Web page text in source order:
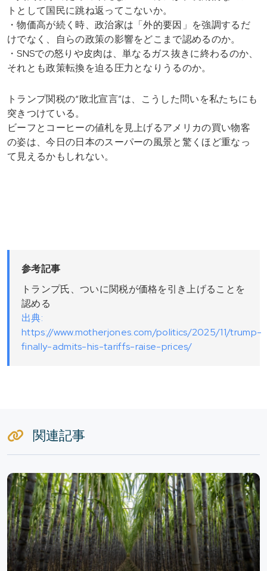
トとして国民に跳ね返ってこないか。
・物価高が続く時、政治家は「外的要因」を強調するだ
けでなく、自らの政策の影響をどこまで認めるのか。
・SNSでの怒りや皮肉は、単なるガス抜きに終わるのか、
それとも政策転換を迫る圧力となりうるのか。
トランプ関税の“敗北宣言”は、こうした問いを私たちにも
突きつけている。
ビーフとコーヒーの値札を見上げるアメリカの買い物客
の姿は、今日の日本のスーパーの風景と驚くほど重なっ
て見えるかもしれない。
参考記事
トランプ氏、ついに関税が価格を引き上げることを
認める
出典:
https://www.motherjones.com/politics/2025/11/trump-
finally-admits-his-tariffs-raise-prices/
関連記事